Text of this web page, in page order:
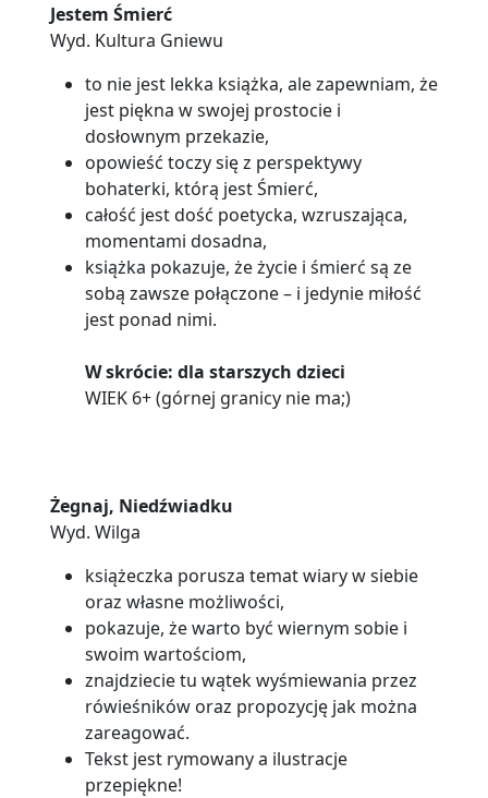
Jestem Śmierć
Wyd. Kultura Gniewu
to nie jest lekka książka, ale zapewniam, że
jest piękna w swojej prostocie i
dosłownym przekazie,
opowieść toczy się z perspektywy
bohaterki, którą jest Śmierć,
całość jest dość poetycka, wzruszająca,
momentami dosadna,
książka pokazuje, że życie i śmierć są ze
sobą zawsze połączone – i jedynie miłość
jest ponad nimi.
W skrócie: dla starszych dzieci
WIEK 6+ (górnej granicy nie ma;)
Żegnaj, Niedźwiadku
Wyd. Wilga
książeczka porusza temat wiary w siebie
oraz własne możliwości,
pokazuje, że warto być wiernym sobie i
swoim wartościom,
znajdziecie tu wątek wyśmiewania przez
rówieśników oraz propozycję jak można
zareagować.
Tekst jest rymowany a ilustracje
przepiękne!